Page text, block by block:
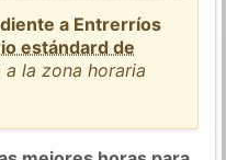
a Entrerríos
estándard de
la zona horaria